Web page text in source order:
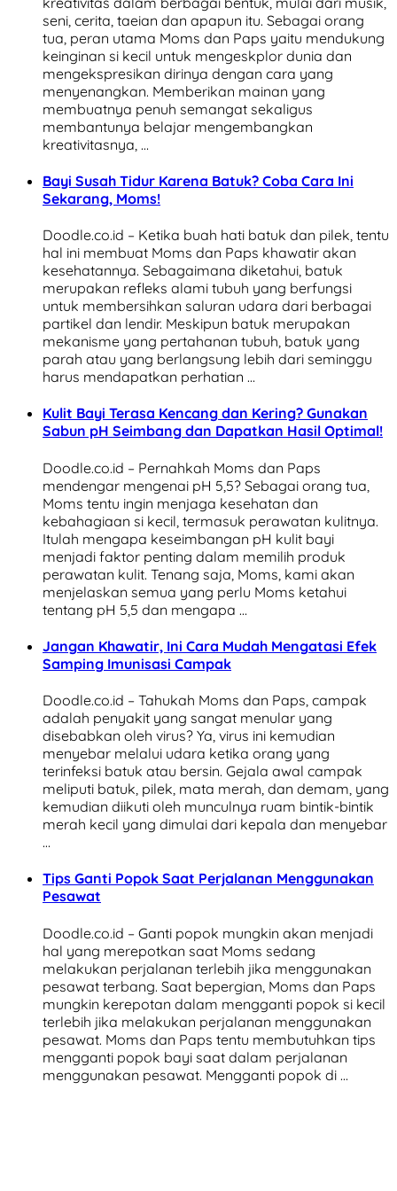
seni, cerita, taeian dan apapun itu. Sebagai orang
tua, peran utama Moms dan Paps yaitu mendukung
keinginan si kecil untuk mengeskplor dunia dan
mengekspresikan dirinya dengan cara yang
menyenangkan. Memberikan mainan yang
membuatnya penuh semangat sekaligus
membantunya belajar mengembangkan
kreativitasnya, …
Bayi Susah Tidur Karena Batuk? Coba Cara Ini
Sekarang, Moms!
Doodle.co.id – Ketika buah hati batuk dan pilek, tentu
hal ini membuat Moms dan Paps khawatir akan
kesehatannya. Sebagaimana diketahui, batuk
merupakan refleks alami tubuh yang berfungsi
untuk membersihkan saluran udara dari berbagai
partikel dan lendir. Meskipun batuk merupakan
mekanisme yang pertahanan tubuh, batuk yang
parah atau yang berlangsung lebih dari seminggu
harus mendapatkan perhatian …
Kulit Bayi Terasa Kencang dan Kering? Gunakan
Sabun pH Seimbang dan Dapatkan Hasil Optimal!
Doodle.co.id – Pernahkah Moms dan Paps
mendengar mengenai pH 5,5? Sebagai orang tua,
Moms tentu ingin menjaga kesehatan dan
kebahagiaan si kecil, termasuk perawatan kulitnya.
Itulah mengapa keseimbangan pH kulit bayi
menjadi faktor penting dalam memilih produk
perawatan kulit. Tenang saja, Moms, kami akan
menjelaskan semua yang perlu Moms ketahui
tentang pH 5,5 dan mengapa …
Jangan Khawatir, Ini Cara Mudah Mengatasi Efek
Samping Imunisasi Campak
Doodle.co.id – Tahukah Moms dan Paps, campak
adalah penyakit yang sangat menular yang
disebabkan oleh virus? Ya, virus ini kemudian
menyebar melalui udara ketika orang yang
terinfeksi batuk atau bersin. Gejala awal campak
meliputi batuk, pilek, mata merah, dan demam, yang
kemudian diikuti oleh munculnya ruam bintik-bintik
merah kecil yang dimulai dari kepala dan menyebar
…
Tips Ganti Popok Saat Perjalanan Menggunakan
Pesawat
Doodle.co.id – Ganti popok mungkin akan menjadi
hal yang merepotkan saat Moms sedang
melakukan perjalanan terlebih jika menggunakan
pesawat terbang. Saat bepergian, Moms dan Paps
mungkin kerepotan dalam mengganti popok si kecil
terlebih jika melakukan perjalanan menggunakan
pesawat. Moms dan Paps tentu membutuhkan tips
mengganti popok bayi saat dalam perjalanan
menggunakan pesawat. Mengganti popok di …